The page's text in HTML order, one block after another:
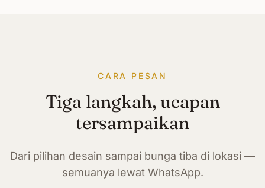
CARA PESAN
Tiga langkah, ucapan
tersampaikan
Dari pilihan desain sampai bunga tiba di lokasi —
semuanya lewat WhatsApp.